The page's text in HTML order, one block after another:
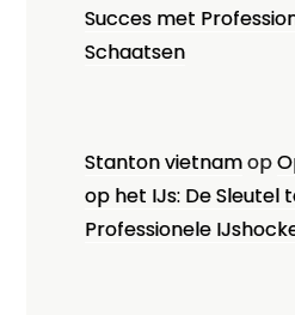
Succes met
Schaatsen
Stanton vietnamop
op het IJs: De Sleutel
Professionele